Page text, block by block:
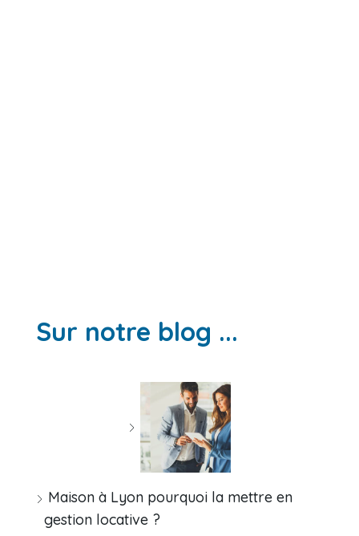
Sur notre blog ...
Maison à Lyon pourquoi la mettre en
gestion locative ?